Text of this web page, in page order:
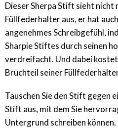
Dieser Sherpa Stift sieht
Füllfederhalter aus, er hat
angenehmes Schreibgefühl,
Sharpie Stiftes durch seinen
verdreifacht. Und dabei
Bruchteil seiner
Tauschen Sie den Stift gegen
Stift aus, mit dem Sie
Untergrund schreiben können.